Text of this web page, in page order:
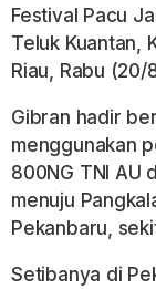
Festival Pacu
Teluk Kuantan,
Riau, Rabu (20/
Gibran hadir
menggunakan
800NG TNI AU
menuju
Pekanbaru,
Setibanya di